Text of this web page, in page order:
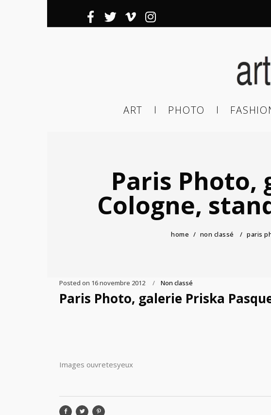
ART PHOTO
Paris Photo,
Cologne,
home / non classé / paris
Posted on 16 novembre 2012 Non classé
Paris Photo, galerie Priska
Images ouvretesyeux
Inscrivez-vous à